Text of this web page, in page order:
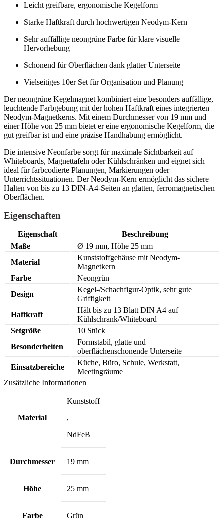
Leicht greifbare, ergonomische Kegelform
Starke Haftkraft durch hochwertigen Neodym-Kern
Sehr auffällige neongrüne Farbe für klare visuelle
Hervorhebung
Schonend für Oberflächen dank glatter Unterseite
Vielseitiges 10er Set für Organisation und Planung
Der neongrüne Kegelmagnet kombiniert eine besonders auffällige,
leuchtende Farbgebung mit der hohen Haftkraft eines integrierten
Neodym-Magnetkerns. Mit einem Durchmesser von 19 mm und
einer Höhe von 25 mm bietet er eine ergonomische Kegelform, die
gut greifbar ist und eine präzise Handhabung ermöglicht.
Die intensive Neonfarbe sorgt für maximale Sichtbarkeit auf
Whiteboards, Magnettafeln oder Kühlschränken und eignet sich
ideal für farbcodierte Planungen, Markierungen oder
Unterrichtssituationen. Der Neodym-Kern ermöglicht das sichere
Halten von bis zu 13 DIN-A4-Seiten an glatten, ferromagnetischen
Oberflächen.
Eigenschaften
Eigenschaft
Beschreibung
Maße
Ø 19 mm, Höhe 25 mm
Material
Kunststoffgehäuse mit Neodym-
Magnetkern
Farbe
Neongrün
Design
Kegel-/Schachfigur-Optik, sehr gute
Griffigkeit
Haftkraft
Hält bis zu 13 Blatt DIN A4 auf
Kühlschrank/Whiteboard
Setgröße
10 Stück
Besonderheiten
Formstabil, glatte und
oberflächenschonende Unterseite
Einsatzbereiche
Küche, Büro, Schule, Werkstatt,
Meetingräume
Zusätzliche Informationen
Material
Kunststoff
,
NdFeB
Durchmesser 19 mm
Höhe 25 mm
Farbe Grün